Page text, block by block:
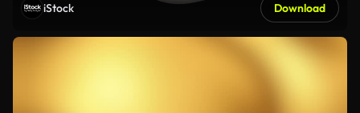
iStock Download